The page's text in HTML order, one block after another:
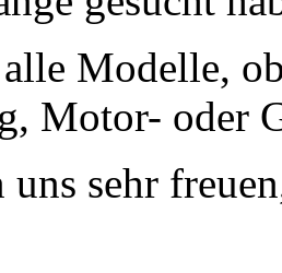
Modelle,
Motor- oder
sehr